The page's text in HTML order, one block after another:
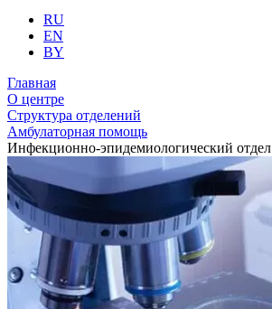
RU
EN
BY
Главная
О центре
Структура отделений
Амбулаторная помощь
Инфекционно-эпидемиологический отдел